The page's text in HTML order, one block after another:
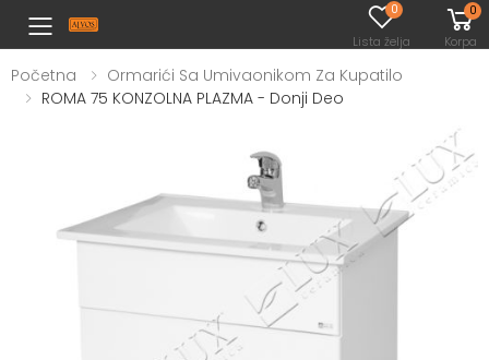
Toggle mobile menu
0
Lista želja
0
Korpa
Početna
Ormarići Sa Umivaonikom Za Kupatilo
ROMA 75 KONZOLNA PLAZMA - Donji Deo